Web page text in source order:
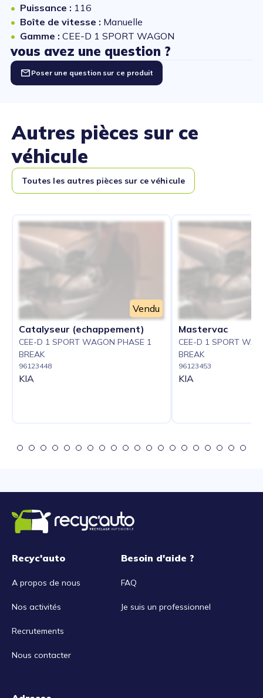
Puissance : 116
Boîte de vitesse : Manuelle
Gamme : CEE-D 1 SPORT WAGON
vous avez une question ?
Poser une question sur ce produit
Autres pièces sur ce
véhicule
Toutes les autres pièces sur ce véhicule
Vendu
Catalyseur (echappement)
CEE-D 1 SPORT WAGON PHASE 1
BREAK
96123448
KIA
Mastervac
CEE-D 1 SPORT
BREAK
96123453
KIA
Recyc'auto
A propos de nous
Nos activités
Recrutements
Nous contacter
Besoin d'aide ?
FAQ
Je suis un professionnel